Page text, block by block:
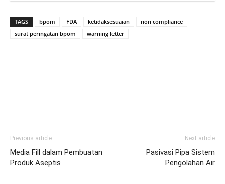
TAGS bpom FDA ketidaksesuaian
non compliance
surat peringatan bpom
warning letter
Previous article
Media Fill dalam Pembuatan
Produk Aseptis
Next article
Pasivasi Pipa Sistem
Pengolahan Air